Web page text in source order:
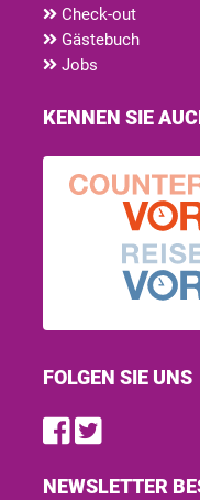
Check-out
Gästebuch
Jobs
KENNEN SIE
FOLGEN SIE UNS
Find us
Follow
NEWSLETTER